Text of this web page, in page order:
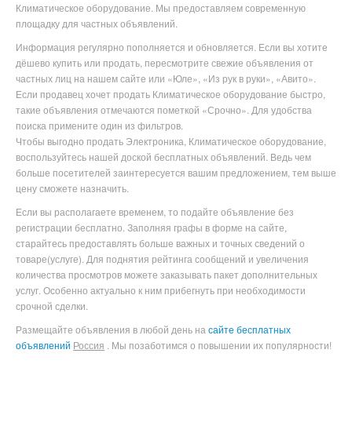
Климатическое оборудование. Мы предоставляем современную
площадку для частных объявлений.
Информация регулярно пополняется и обновляется. Если вы хотите
дёшево купить или продать, пересмотрите свежие объявления от
частных лиц на нашем сайте или «Юле», «Из рук в руки», «Авито».
Если продавец хочет продать Климатическое оборудование быстро,
такие объявления отмечаются пометкой «Срочно». Для удобства
поиска примените один из фильтров.
Чтобы выгодно продать Электроника, Климатическое оборудование
воспользуйтесь нашей доской бесплатных объявлений. Ведь чем
больше посетителей заинтересуется вашим предложением, тем выше
цену сможете назначить.
Если вы располагаете временем, то подайте объявление без
регистрации бесплатно. Заполняя графы в форме на сайте,
старайтесь предоставлять больше важных и точных сведений о
товаре(услуге). Для поднятия рейтинга сообщений и увеличения
количества просмотров можете заказывать пакет дополнительных
услуг. Особенно актуально к ним прибегнуть при необходимости
срочной сделки.
Размещайте объявления в любой день на сайте бесплатных
объявлений Россия . Мы позаботимся о повышении их популярности!